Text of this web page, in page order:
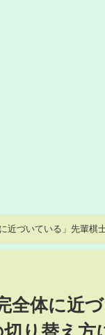
近づいている」先輩棋
全体に近
り替え方